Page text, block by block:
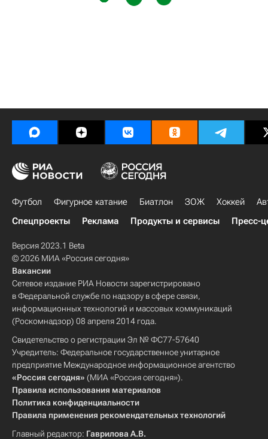
Футбол Фигурное катание Биатлон ЗОЖ Хоккей
Спецпроекты
Реклама Продукты и сервисы Пресс-
Версия 2023.1 Beta
© 2026 МИА «Россия сегодня»
Вакансии
Сетевое издание РИА Новости зарегистрировано
в Федеральной службе по надзору в сфере связи,
информационных технологий и массовых коммуникаций
(Роскомнадзор) 08 апреля 2014 года.
Свидетельство о регистрации Эл № ФС77-57640
Учредитель: Федеральное государственное унитарное
предприятие Международное информационное агентство
«Россия сегодня» (МИА «Россия сегодня»).
Правила использования материалов
Политика конфиденциальности
Правила применения рекомендательных технологий
Главный редактор: Гаврилова А.В.